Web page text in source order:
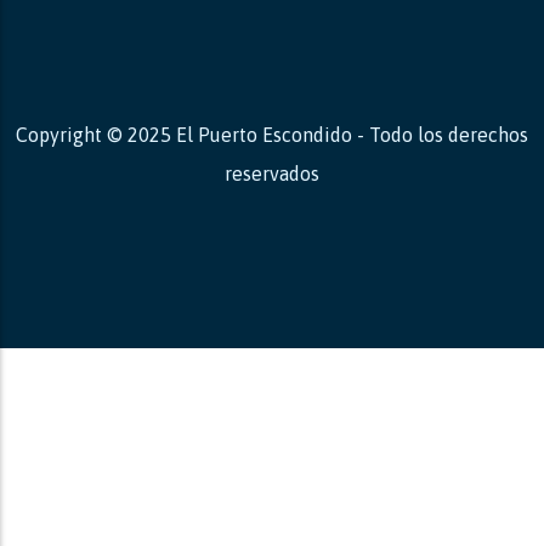
Copyright © 2025 El Puerto Escondido - Todo los derechos
reservados